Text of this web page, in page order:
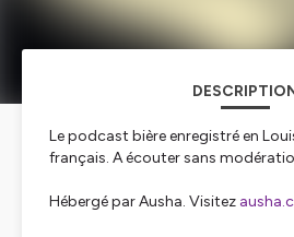
Le podcast bière enregistré en
français. A écouter sans
Hébergé par Ausha. Visitez